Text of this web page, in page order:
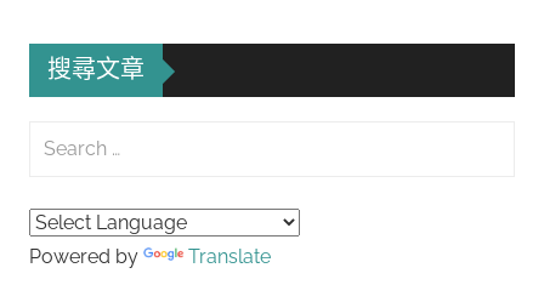
搜尋文章
Search
Powered by Translate